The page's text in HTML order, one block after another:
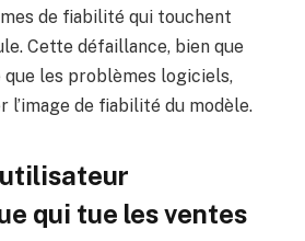
de fiabilité qui touchent
Cette défaillance, bien que
les problèmes logiciels,
l’image de fiabilité du modèle.
utilisateur
qui tue les ventes